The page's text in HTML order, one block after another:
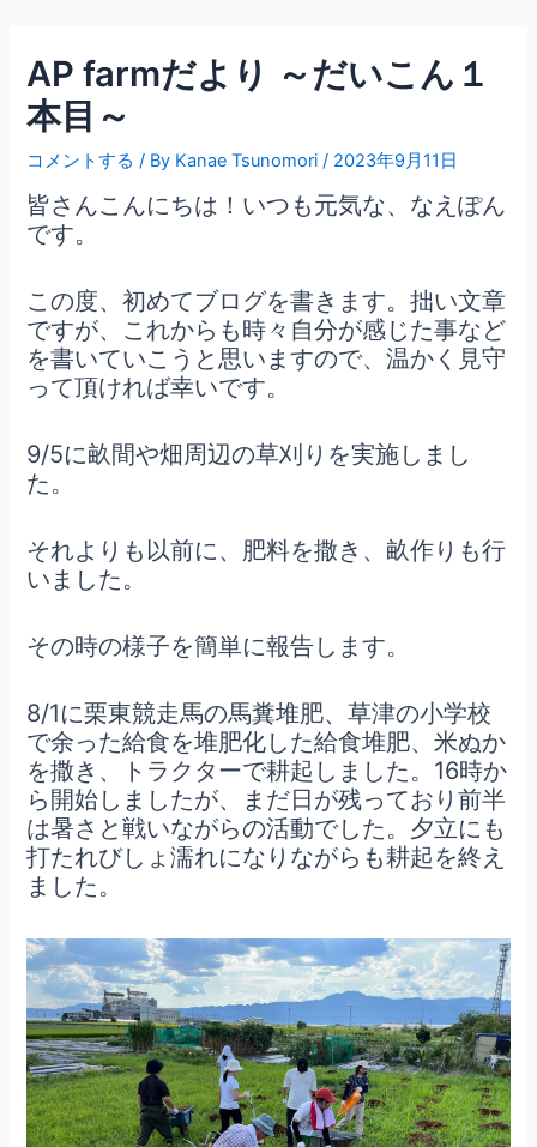
AP farmだより ～だいこん１
本目～
コメントする / By Kanae Tsunomori/ 2023年9月11日
皆さんこんにちは！いつも元気な、なえぽん
です。
この度、初めてブログを書きます。拙い文章
ですが、これからも時々自分が感じた事など
を書いていこうと思いますので、温かく見守
って頂ければ幸いです。
9/5に畝間や畑周辺の草刈りを実施しまし
た。
それよりも以前に、肥料を撒き、畝作りも行
いました。
その時の様子を簡単に報告します。
8/1に栗東競走馬の馬糞堆肥、草津の小学校
で余った給食を堆肥化した給食堆肥、米ぬか
を撒き、トラクターで耕起しました。16時か
ら開始しましたが、まだ日が残っており前半
は暑さと戦いながらの活動でした。夕立にも
打たれびしょ濡れになりながらも耕起を終え
ました。